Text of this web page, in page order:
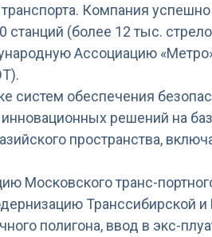
Компания
(более 12 тыс.
Ассоциацию
систем обеспечения
решений на
пространства,
Московского транс-
Транссибирской и
полигона, ввод в экс-